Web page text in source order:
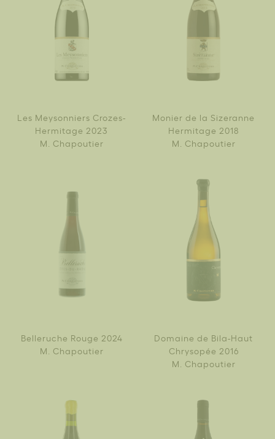
Les Meysonniers Crozes-
Hermitage 2023
M. Chapoutier
Monier de la Sizeranne
Hermitage 2018
M. Chapoutier
Belleruche Rouge 2024
M. Chapoutier
Domaine de Bila-Haut
Chrysopée 2016
M. Chapoutier